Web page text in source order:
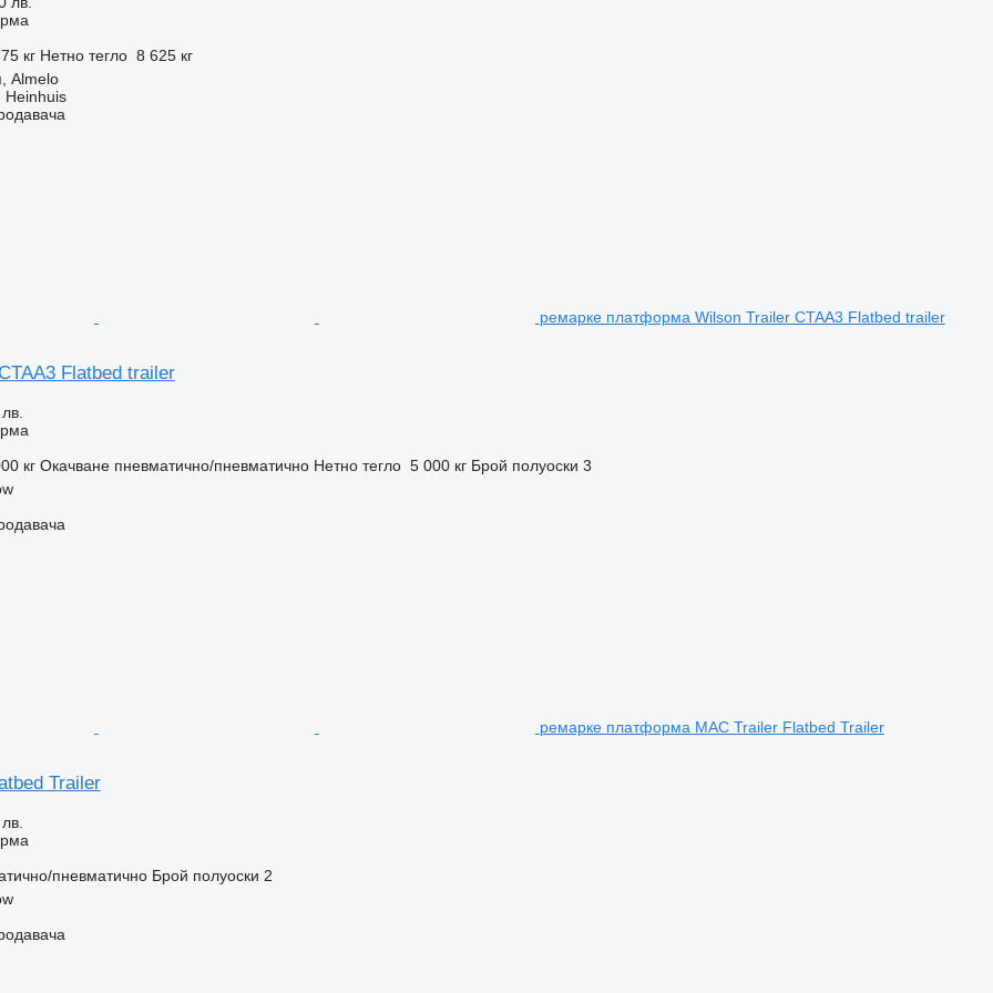
кг Нетно тегло 8 625 кг
Almelo
Heinhuis
ремарке платформа Wilson Trailer CTAA3 Flatbed trailer
Flatbed trailer
кг Окачване пневматично/пневматично Нетно тегло 5 000 кг Брой полуоски 3
ремарке платформа MAC Trailer Flatbed Trailer
Trailer
пневматично Брой полуоски 2